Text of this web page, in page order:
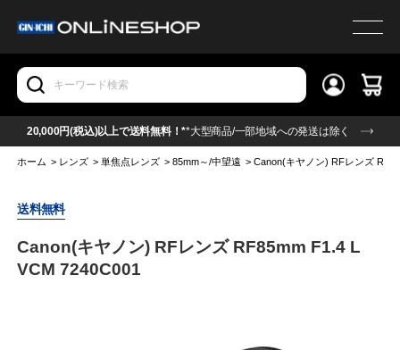
20,000円(税込)以上で送料無料！**大型商品/一部地域への発送は除く
ホーム > レンズ > 単焦点レンズ >85mm～/中望遠 >Canon(キヤノン) RFレンズ
送料無料
Canon(キヤノン) RFレンズ RF85mm F1.4 L
VCM 7240C001